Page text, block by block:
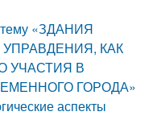
тему «ЗДАНИЯ
КАК
УЧАСТИЯ В
ГОРОДА»
аспекты